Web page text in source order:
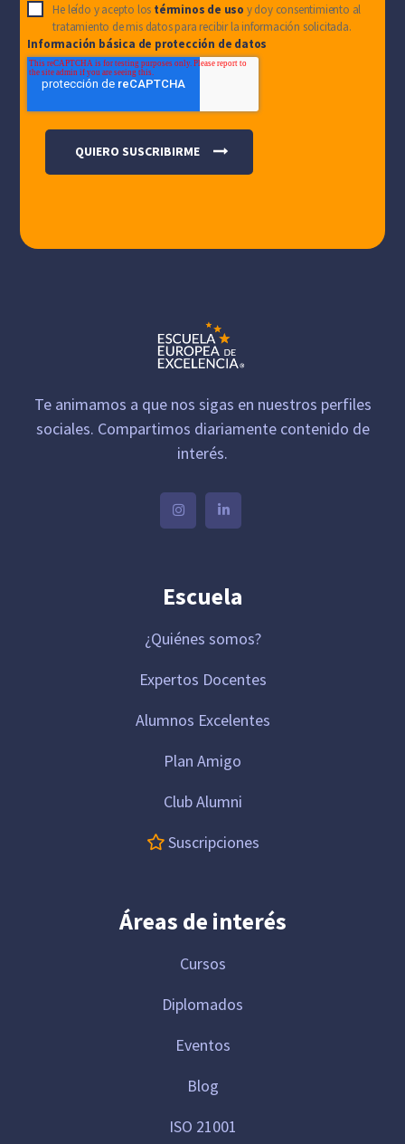
He leído y acepto los términos de uso y doy consentimiento al
tratamiento de mis datos para recibir la información solicitada.
Información básica de protección de datos
Te animamos a que nos sigas en nuestros perfiles
sociales. Compartimos diariamente contenido de
interés.
Escuela
¿Quiénes somos?
Expertos Docentes
Alumnos Excelentes
Plan Amigo
Club Alumni
Suscripciones
Áreas de interés
Cursos
Diplomados
Eventos
Blog
ISO 21001